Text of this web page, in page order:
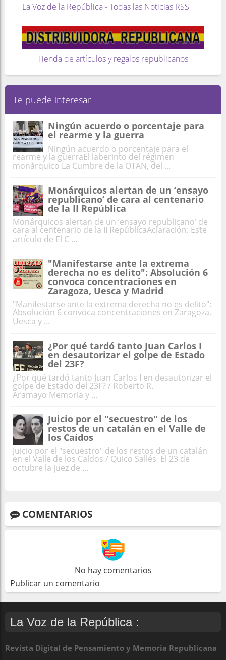
La Voz de la República - Todas las Noticias RSS
Tienda de artículos y regalos republicanos
Te puede interesar
Ningún acuerdo o porcentaje para
el rearme y la guerra
Ningún acuerdo o porcentaje para el
rearme y la guerraEl laberinto del régimen
monárquico La Cumbre de la OTAN, del ...
Monárquicos alertan de un ‘ensayo
republicano’ de cara al centenario
de la II República
Monárquicos alertan de un ‘ensayo republicano’ de
cara al centenario de la II RepúblicaAclaración: Este
artículo de El C ...
"Manifestarse ante la extrema
derecha no es delito": Absolución 6
convoca concentraciones en
Zaragoza, Uesca y Madrid
"Manifestarse ante la extrema derecha no es delito":
Absolución 6 convoca concentraciones en Zaragoza,
Uesca y ...
¿Por qué tardó tanto Juan Carlos I
en desautorizar el golpe de Estado
del 23F?
¿Por qué tardó tanto Juan Carlos I en desautorizar el
golpe de Estado del 23F? / Roberto R.
Aramayo Memoria y ...
Juicio por el "secuestro" de los
restos de un catalán en el Valle de
los Caídos
Juicio por el "secuestro" de los restos de un catalán
en el Valle de los Caídos / Quico Sallés El 23 de
octubre la juez de ...
COMENTARIOS
No hay comentarios
Publicar un comentario
La Voz de la República :
Revista Digital de Pensamiento y Memoria Republicana